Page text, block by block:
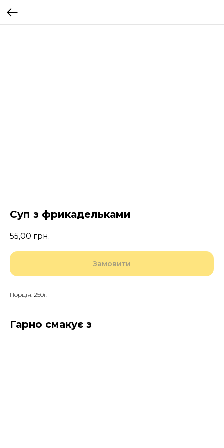
Суп з фрикадельками
55,00 грн.
Замовити
Порція: 250г.
Гарно смакує з